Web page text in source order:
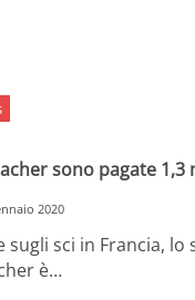
sono pagate
2020
sugli sci in Francia, lo
è…